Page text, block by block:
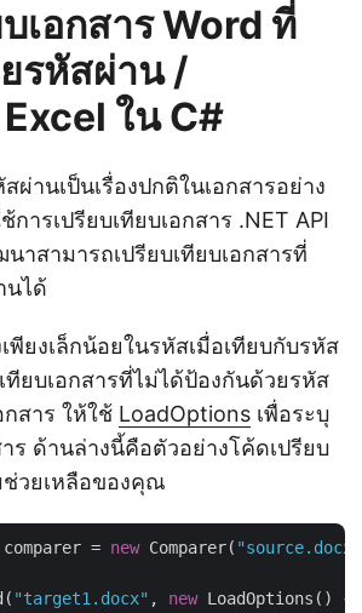
เอกสาร Word ที่
รหัสผ่าน /
ใน C#
ผ่านเป็นเรื่องปกติในเอกสารอย่าง
การเปรียบเทียบเอกสาร .NET API
าสามารถเปรียบเทียบเอกสารที่
นได้
พียงเล็กน้อยในรหัสเมื่อเทียบกับรหัส
ทียบเอกสารที่ไม่ได้ป้องกันด้วยรหัส
สาร ให้ใช้ LoadOptions เพื่อระบุ
ร ด้านล่างนี้คือตัวอย่างโค้ดเปรียบ
วยเหลือของคุณ
= new Comparer( "source.docx"
"target1.docx" , new LoadOptions() {